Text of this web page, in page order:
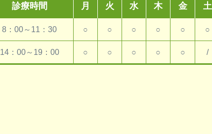
診療時間 月 火 水 木 金 土
8：00～11：30 ○ ○ ○ ○ ○ ○
14：00～19：00 ○ ○ ○ ○ ○ /